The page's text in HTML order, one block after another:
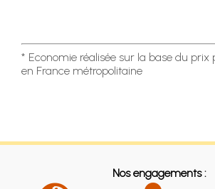
* Economie réalisée sur la base du prix
en France métropolitaine
Nos engagements :